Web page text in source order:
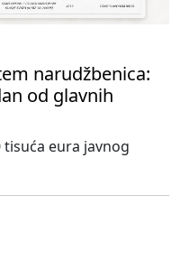
narudžbenica:
od glavnih
tisuća eura javnog